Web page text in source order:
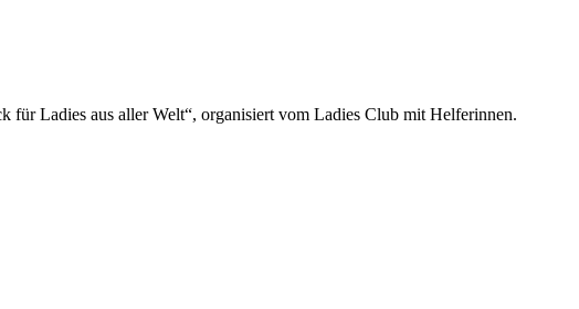
für Ladies aus aller Welt“, organisiert vom Ladies Club mit Helferinnen.